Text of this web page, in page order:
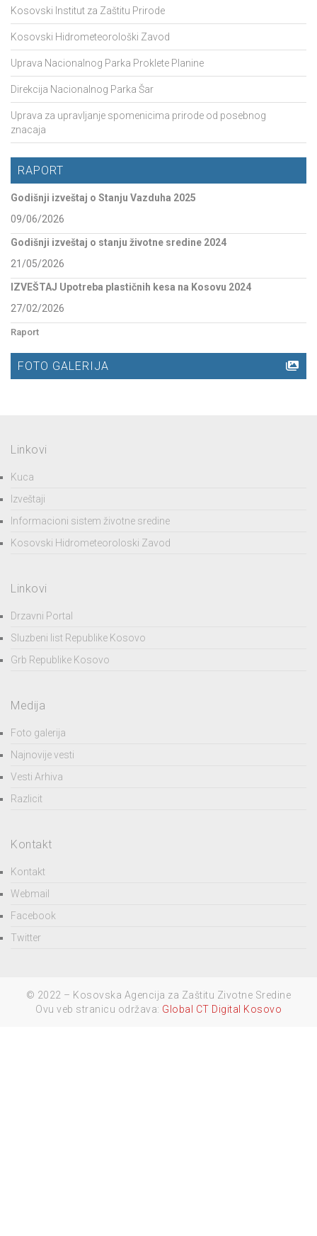
Kosovski Institut za Zaštitu Prirode
Kosovski Hidrometeorološki Zavod
Uprava Nacionalnog Parka Proklete Planine
Direkcija Nacionalnog Parka Šar
Uprava za upravljanje spomenicima prirode od posebnog
znacaja
RAPORT
Godišnji izveštaj o Stanju Vazduha 2025
09/06/2026
Godišnji izveštaj o stanju životne sredine 2024
21/05/2026
IZVEŠTAJ Upotreba plastičnih kesa na Kosovu 2024
27/02/2026
Raport
FOTO GALERIJA
Linkovi
Kuca
Izveštaji
Informacioni sistem životne sredine
Kosovski Hidrometeoroloski Zavod
Linkovi
Drzavni Portal
Sluzbeni list Republike Kosovo
Grb Republike Kosovo
Medija
Foto galerija
Najnovije vesti
Vesti Arhiva
Razlicit
Kontakt
Kontakt
Webmail
Facebook
Twitter
© 2022 – Kosovska Agencija za Zaštitu Zivotne Sredine
Ovu veb stranicu održava: Global CT Digital Kosovo